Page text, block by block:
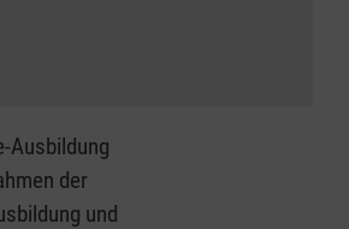
Ausbildung
der
und